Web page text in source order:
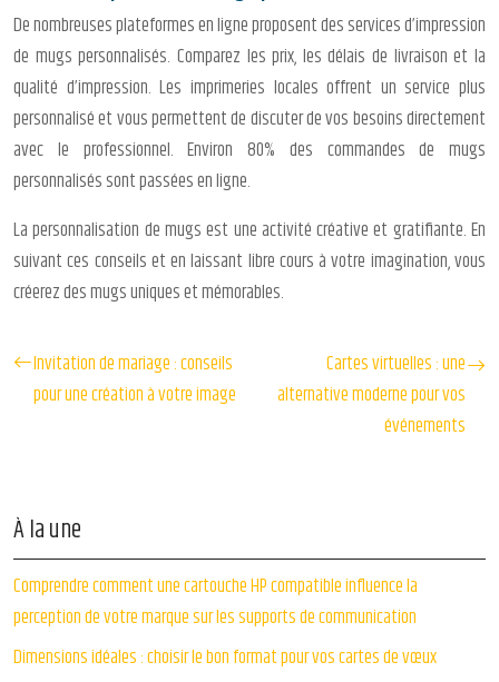
De nombreuses plateformes en ligne proposent des services d’impression
de mugs personnalisés. Comparez les prix, les délais de livraison et la
qualité d’impression. Les imprimeries locales offrent un service plus
personnalisé et vous permettent de discuter de vos besoins directement
avec le professionnel. Environ 80% des commandes de mugs
personnalisés sont passées en ligne.
La personnalisation de mugs est une activité créative et gratifiante. En
suivant ces conseils et en laissant libre cours à votre imagination, vous
créerez des mugs uniques et mémorables.
Invitation de mariage : conseils
pour une création à votre image
Cartes virtuelles : une
alternative moderne pour vos
événements
À la une
Comprendre comment une cartouche HP compatible influence la
perception de votre marque sur les supports de communication
Dimensions idéales : choisir le bon format pour vos cartes de vœux